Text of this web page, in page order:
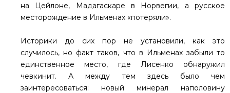
на Цейлоне, Мадагаскаре в Норвегии, а русское
месторождение в Ильменах «потеряли».
Историки до сих пор не установили, как это
случилось, но факт таков, что в Ильменах забыли то
единственное место, где Лисенко обнаружил
чевкинит. А между тем здесь было чем
заинтересоваться: новый минерал наполовину